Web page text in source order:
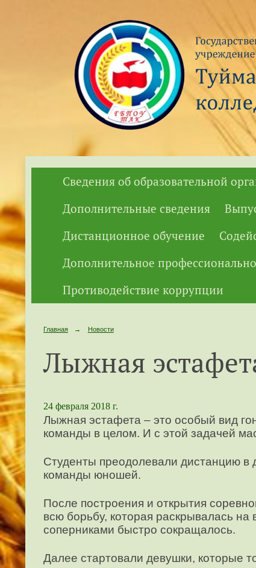
Сведения об образовательной
Дополнительные сведения
Дистанционное обучение
Дополнительное
Противодействие коррупции
Главная → Новости
Лыжная
24 февраля 2018 г.
Лыжная эстафета – это особый вид
команды в целом. И с этой задачей
Студенты преодолевали дистанцию в
команды юношей.
После построения и открытия
всю борьбу, которая раскрывалась
соперниками быстро сокращалось.
Далее стартовали девушки, которые